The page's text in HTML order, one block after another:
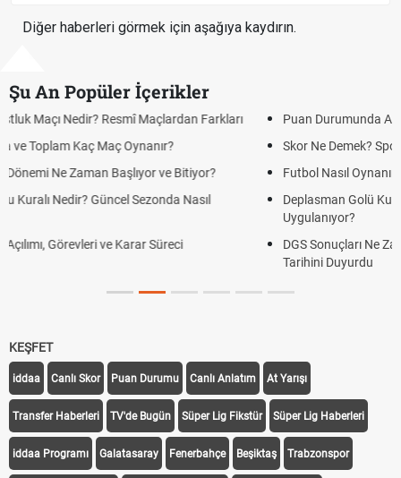
Diğer haberleri görmek için aşağıya kaydırın.
Şu An Popüler İçerikler
Puan Durumunda AG, OM ve Diğer Kısaltmalar Ne Anlama Gelir?
Skor Ne Demek? Sporda Skor ve Sonuç Kavramları
Futbol Nasıl Oynanır? Temel Futbol Kuralları
Deplasman Golü Kuralı Nedir? Hangi Organizasyonlarda
DGS Sonuçları Ne Zaman Açıklanacak 2026? ÖSYM Sonuç
KEŞFET
iddaa Canlı Skor Puan Durumu Canlı Anlatım At Yarışı
Transfer Haberleri TV'de Bugün Süper Lig Fikstür Süper Lig Haberleri
iddaa Programı Galatasaray Fenerbahçe Beşiktaş Trabzonspor